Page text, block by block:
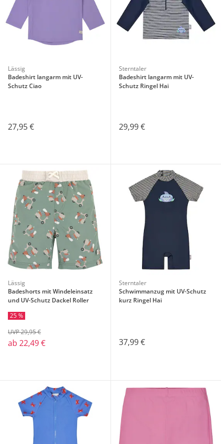
Lässig
Badeshirt langarm mit UV-
Schutz Ciao
27,95 €
Sterntaler
Badeshirt langarm mit UV-
Schutz Ringel Hai
29,99 €
Lässig
Badeshorts mit Windeleinsatz
und UV-Schutz Dackel Roller
25 %
ab 22,49 €
UVP 29,95 €
Sterntaler
Schwimmanzug mit UV-Schutz
kurz Ringel Hai
37,99 €